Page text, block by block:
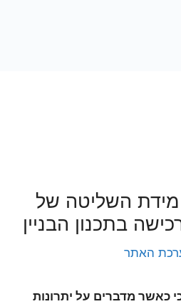
מידת השליטה של
בתכנון הבניין
האתר
כאשר מדברים על יתרונות